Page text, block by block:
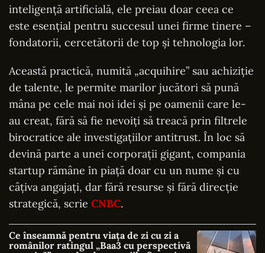
inteligență artificială, ele preiau doar ceea ce
este esențial pentru succesul unei firme tinere –
fondatorii, cercetătorii de top și tehnologia lor.
Această practică, numită „acquihire” sau achiziție
de talente, le permite marilor jucători să pună
mâna pe cele mai noi idei și pe oamenii care le-
au creat, fără să fie nevoiți să treacă prin filtrele
birocratice ale investigațiilor antitrust. În loc să
devină parte a unei corporații gigant, compania
startup rămâne în piață doar cu un nume și cu
câțiva angajați, dar fără resurse și fără direcție
strategică, scrie CNBC.
Ce înseamnă pentru viața de zi cu zi a
românilor ratingul „Baa3 cu perspectivă